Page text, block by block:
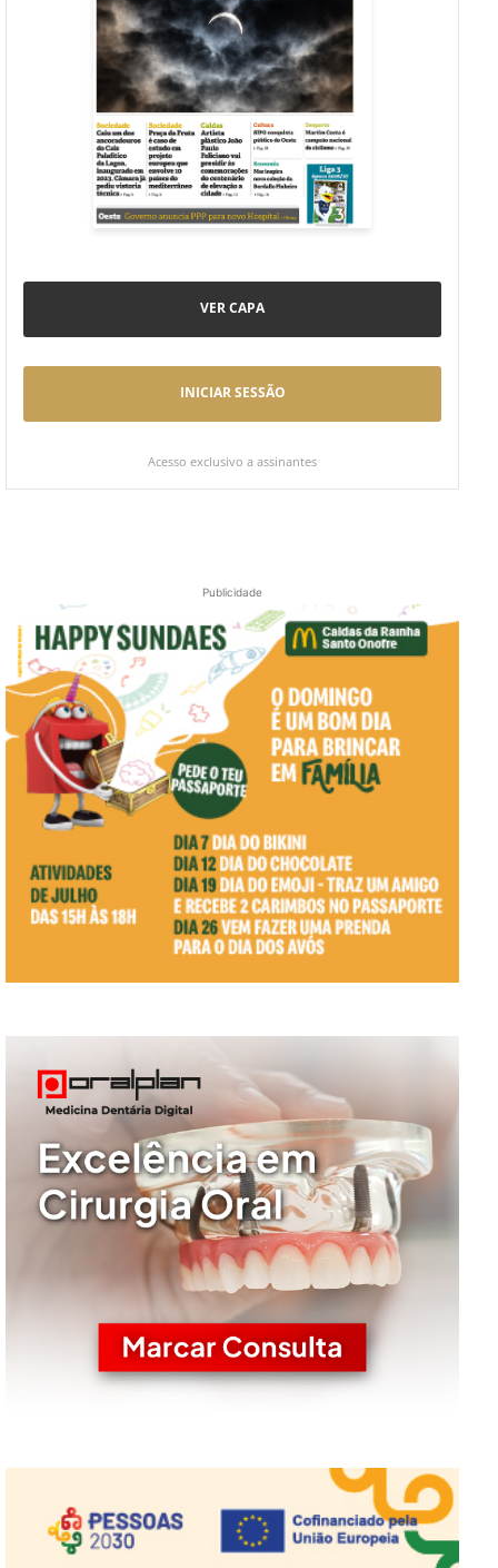
VER CAPA
INICIAR SESSÃO
Acesso exclusivo a assinantes
Publicidade